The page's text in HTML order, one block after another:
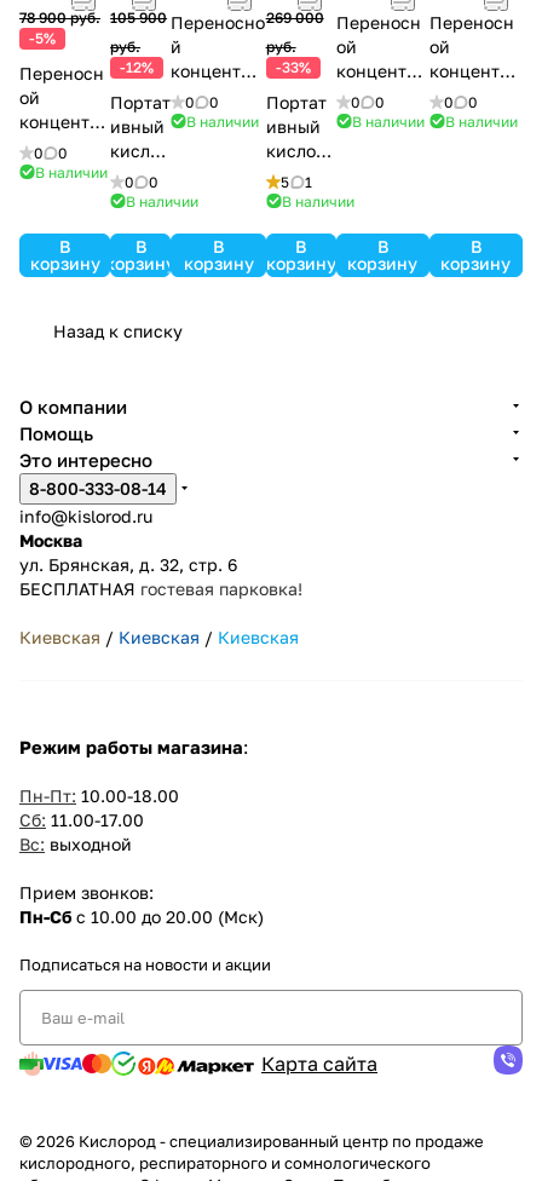
78 900 руб.
-5%
Переносн
ой
концентра
тор
кислорода
внешним
аккумулят
0
0
В наличии
В
корзину
105 900
руб.
-12%
Портат
ивный
кислор
одный
конце
Армед
0
0
В наличии
В
корзину
Переносно
й
концентра
тор
кислорода
ором
0
0
В наличии
В
корзину
269 000
руб.
-33%
Портат
ивный
кислоро
дный
концент
Scaleo
Horizon
5
1
В наличии
В
корзину
Переносн
ой
концентра
тор
кислорода
ором
0
0
В наличии
В
корзину
Переносн
ой
концентра
тор
кислорода
ором
0
0
В наличии
В
корзину
Назад к списку
О компании
Помощь
Это интересно
8-800-333-08-14
info@kislorod.ru
Москва
ул. Брянская, д. 32, стр. 6
БЕСПЛАТНАЯ гостевая парковка!
Киевская / Киевская / Киевская
Режим работы магазина:
Пн-Пт: 10.00-18.00
Сб: 11.00-17.00
Вс: выходной
Прием звонков:
Пн-Сб с 10.00 до 20.00 (Мск)
Подписаться на новости и акции
Карта сайта
© 2026 Кислород - специализированный центр по продаже
кислородного, респираторного и сомнологического